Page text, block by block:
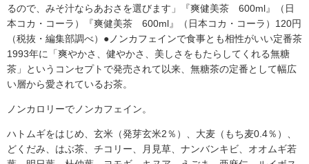
るので、みそ汁ならあおさを選びます」『爽健美茶 600ml』（日
本コカ・コーラ）『爽健美茶 600ml』（日本コカ・コーラ）120円
（税抜・編集部調べ）●ノンカフェインで食事とも相性がいい定番茶
1993年に「爽やかさ、健やかさ、美しさをもたらしてくれる無糖
茶」というコンセプトで発売されて以来、無糖茶の定番として幅広
い層から愛されているお茶。
ノンカロリーでノンカフェイン。
ハトムギをはじめ、玄米（発芽玄米2％）、大麦（もち麦0.4％）、
どくだみ、はぶ茶、チコリー、月見草、ナンバンキビ、オオムギ若